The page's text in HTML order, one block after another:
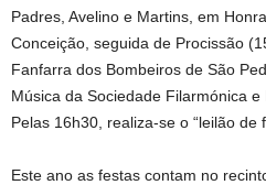
Padres, Avelino e Martins, em
Conceição, seguida de Procissão
Fanfarra dos Bombeiros de São
Música da Sociedade Filarmónica e
Pelas 16h30, realiza-se o “leilão de
Este ano as festas contam no